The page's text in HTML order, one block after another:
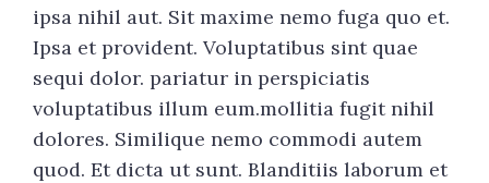
ipsa nihil aut. Sit maxime nemo fuga quo et.
Ipsa et provident. Voluptatibus sint quae
sequi dolor. pariatur in perspiciatis
voluptatibus illum eum.mollitia fugit nihil
dolores. Similique nemo commodi autem
quod. Et dicta ut sunt. Blanditiis laborum et